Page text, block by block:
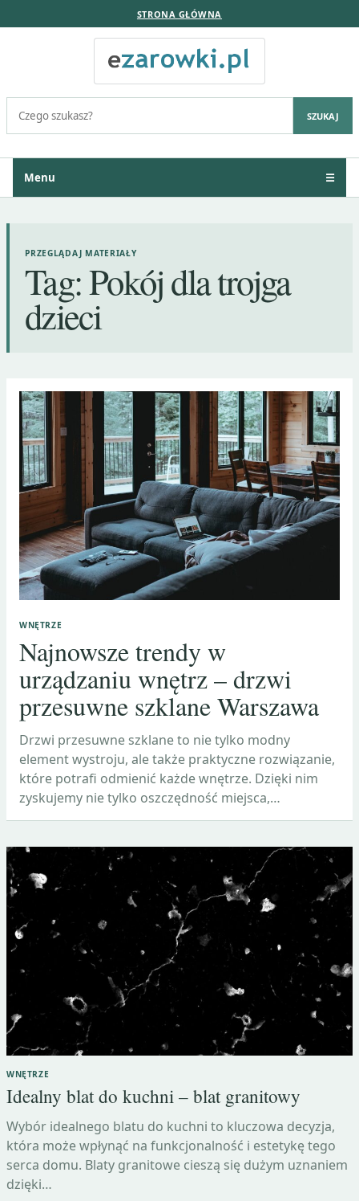
STRONA GŁÓWNA
SZUKAJ
Menu ☰
PRZEGLĄDAJ MATERIAŁY
Tag:Pokój dla trojga
dzieci
WNĘTRZE
Najnowsze trendy w
urządzaniu wnętrz – drzwi
przesuwne szklane Warszawa
Drzwi przesuwne szklane to nie tylko modny
element wystroju, ale także praktyczne rozwiązanie,
które potrafi odmienić każde wnętrze. Dzięki nim
zyskujemy nie tylko oszczędność miejsca,…
WNĘTRZE
Idealny blat do kuchni – blat granitowy
Wybór idealnego blatu do kuchni to kluczowa decyzja,
która może wpłynąć na funkcjonalność i estetykę tego
serca domu. Blaty granitowe cieszą się dużym uznaniem
dzięki…